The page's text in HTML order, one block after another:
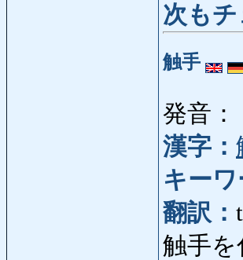
次もチ
触手
発音
漢字：
キーワ
翻訳：
触手を